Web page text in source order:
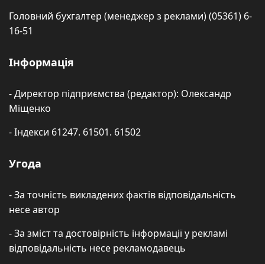
Головний бухгалтер (менеджер з реклами) (05361) 6-
16-51
Інформація
- Директор підприємства (редактор): Олександр
Міщенко
- Індекси 61247. 61501. 61502
Угода
- За точність викладених фактів відповідальність
несе автор
- За зміст та достовірність інформації у рекламі
відповідальність несе рекламодавець